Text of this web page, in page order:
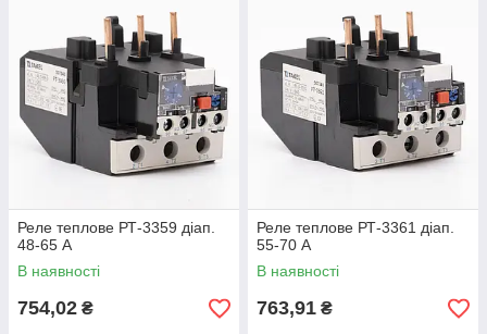
Реле теплове РТ-3359 діап.
48-65 А
В наявності
754,02 ₴
Реле теплове РТ-3361 діап.
55-70 А
В наявності
763,91 ₴